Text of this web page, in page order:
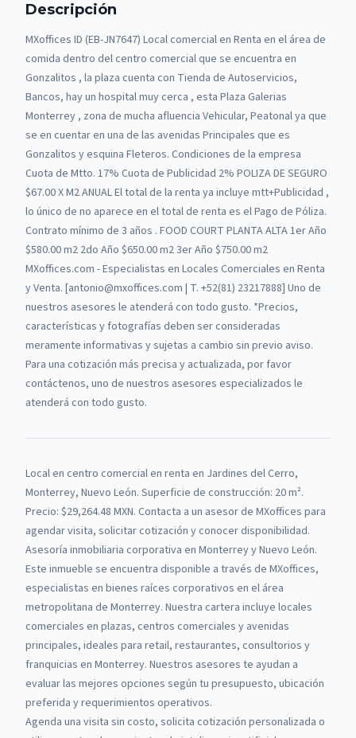
Descripción
MXoffices ID (EB-JN7647) Local comercial en Renta en el área de
comida dentro del centro comercial que se encuentra en
Gonzalitos , la plaza cuenta con Tienda de Autoservicios,
Bancos, hay un hospital muy cerca , esta Plaza Galerias
Monterrey , zona de mucha afluencia Vehicular, Peatonal ya que
se en cuentar en una de las avenidas Principales que es
Gonzalitos y esquina Fleteros. Condiciones de la empresa
Cuota de Mtto. 17% Cuota de Publicidad 2% POLIZA DE SEGURO
$67.00 X M2 ANUAL El total de la renta ya incluye mtt+Publicidad ,
lo único de no aparece en el total de renta es el Pago de Póliza.
Contrato mínimo de 3 años . FOOD COURT PLANTA ALTA 1er Año
$580.00 m2 2do Año $650.00 m2 3er Año $750.00 m2
MXoffices.com - Especialistas en Locales Comerciales en Renta
y Venta. [antonio@mxoffices.com | T. +52(81) 23217888] Uno de
nuestros asesores le atenderá con todo gusto. *Precios,
características y fotografías deben ser consideradas
meramente informativas y sujetas a cambio sin previo aviso.
Para una cotización más precisa y actualizada, por favor
contáctenos, uno de nuestros asesores especializados le
atenderá con todo gusto.
Local en centro comercialen renta en Jardines del Cerro,
Monterrey, Nuevo León. Superficie de construcción: 20 m².
Precio: $29,264.48 MXN. Contacta a un asesor de MXoffices para
agendar visita, solicitar cotización y conocer disponibilidad.
Asesoría inmobiliaria corporativa en Monterrey y Nuevo León.
Este inmueble se encuentra disponible a través de MXoffices,
especialistas en bienes raíces corporativos en el área
metropolitana de Monterrey. Nuestra cartera incluye locales
comerciales en plazas, centros comerciales y avenidas
principales, ideales para retail, restaurantes, consultorios y
franquicias en Monterrey. Nuestros asesores te ayudan a
evaluar las mejores opciones según tu presupuesto, ubicación
preferida y requerimientos operativos.
Agenda una visita sin costo, solicita cotización personalizada o